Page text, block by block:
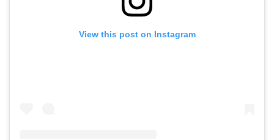
View this post on Instagram